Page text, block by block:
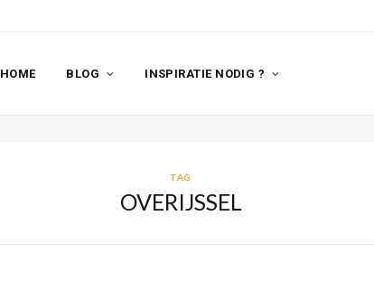
HOME BLOG INSPIRATIE NODIG ?
TAG
OVERIJSSEL